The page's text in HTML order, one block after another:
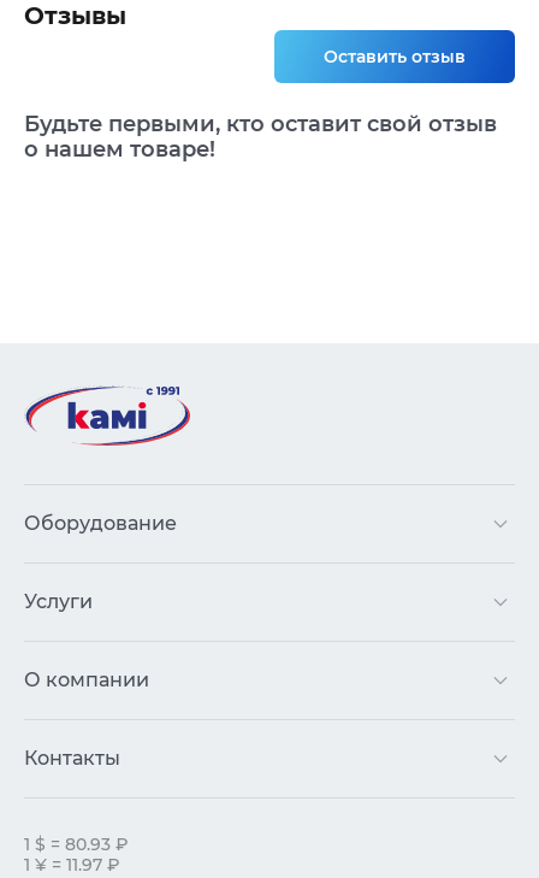
Отзывы
Оставить отзыв
Будьте первыми, кто оставит свой отзыв
о нашем товаре!
Оборудование
Услуги
О компании
Контакты
1 $ = 80.93 ₽
1 ¥ = 11.97 ₽